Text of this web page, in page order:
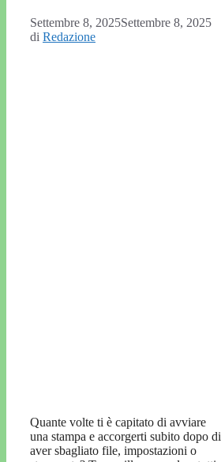
Settembre 8, 2025Settembre 8, 2025
di Redazione
Quante volte ti è capitato di avviare
una stampa e accorgerti subito dopo di
aver sbagliato file, impostazioni o